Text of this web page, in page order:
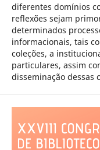
diferentes domínios
reflexões sejam
determinados
informacionais, tais
coleções, a
particulares, assim
disseminação dessas